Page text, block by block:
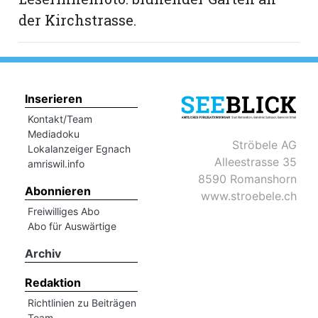
der Kirchstrasse.
Inserieren
Kontakt/Team
Mediadoku
Lokalanzeiger Egnach
amriswil.info
Abonnieren
Freiwilliges Abo
Abo für Auswärtige
Archiv
Redaktion
Richtlinien zu Beiträgen
Ströbele AG
Alleestrasse 35
8590 Romanshorn
www.stroebele.ch